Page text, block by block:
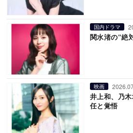
国内ドラマ
関水渚の“絶
映画
井上和、乃
任と覚悟